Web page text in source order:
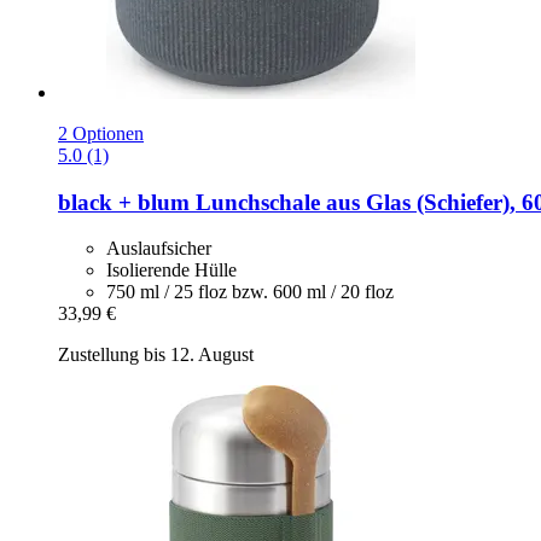
2 Optionen
5.0 (1)
black + blum Lunchschale aus Glas (Schiefer),
Auslaufsicher
Isolierende Hülle
750 ml / 25 floz bzw. 600 ml / 20 floz
33,99 €
Zustellung bis 12. August